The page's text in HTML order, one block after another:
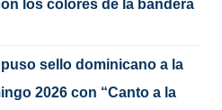
los colores de la bandera
sello dominicano a la
2026 con “Canto a la